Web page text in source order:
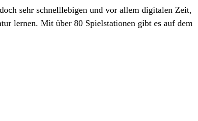
sehr schnelllebigen und vor allem digitalen Zeit,
lernen. Mit über 80 Spielstationen gibt es auf dem